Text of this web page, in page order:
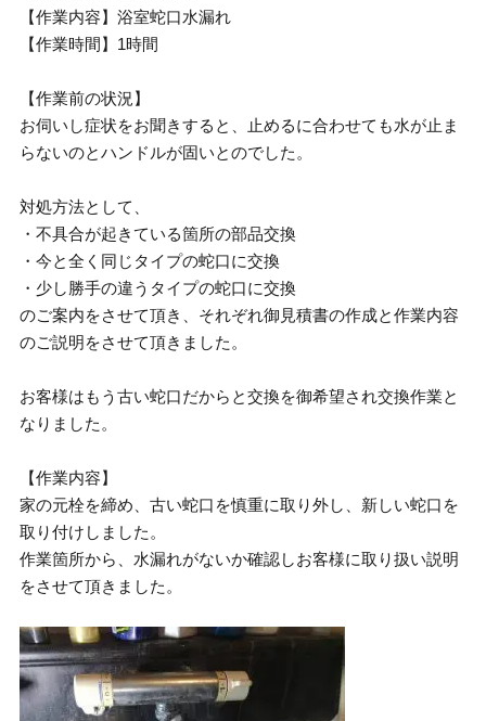
【作業内容】浴室蛇口水漏れ
【作業時間】1時間
【作業前の状況】
お伺いし症状をお聞きすると、止めるに合わせても水が止ま
らないのとハンドルが固いとのでした。
対処方法として、
・不具合が起きている箇所の部品交換
・今と全く同じタイプの蛇口に交換
・少し勝手の違うタイプの蛇口に交換
のご案内をさせて頂き、それぞれ御見積書の作成と作業内容
のご説明をさせて頂きました。
お客様はもう古い蛇口だからと交換を御希望され交換作業と
なりました。
【作業内容】
家の元栓を締め、古い蛇口を慎重に取り外し、新しい蛇口を
取り付けしました。
作業箇所から、水漏れがないか確認しお客様に取り扱い説明
をさせて頂きました。